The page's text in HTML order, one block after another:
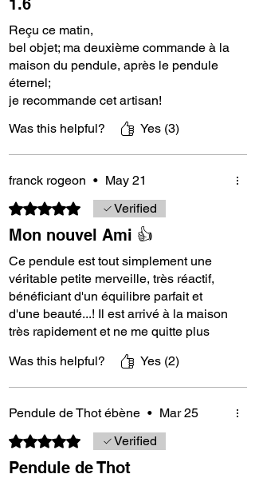
The Thoth pendulum with the golden ratio is
perfect for sending and receiving:
For magnetism
dowsing
Divination
etc...
It's a trulyversatile pendulum.
And don't hesitate to discover the
Thoth pendulum
, which is an extremely
precise pendulum: the scalpel of
radiesthesists!
Eternal Thoth Pendulum:
https://www.maisondupendule.com/pendulede
thoteternel
1.6
Reçu ce matin,
bel objet; ma deuxième commande à la
maison du pendule, après le pendule
éternel;
je recommande cet artisan!
Was this helpful?
Yes (3)
franck rogeon • May 21
Rated 5 out of 5 stars.Verified
Mon nouvel Ami 👍
Ce pendule est tout simplement une
véritable petite merveille, très réactif,
bénéficiant d'un équilibre parfait et
d'une beauté...! Il est arrivé à la maison
très rapidement et ne me quitte plus
le travail et le sérieux de cet artisan 🙏
👍
Was this helpful? Yes (2)
Pendule de Thot ébène • Mar 25
Rated 5 out of 5 stars.Verified
Pendule de Thot